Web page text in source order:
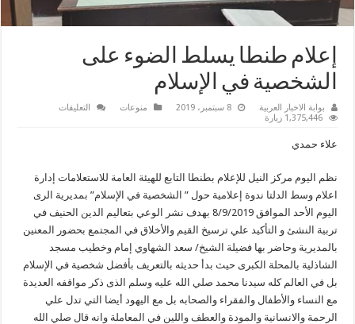
إعلام طنطا يسلط الضوء على
الشخصية في الإسلام
بوابة الاخبار العربية 8 سبتمبر، 2019 منوعات التعليقات
في
الإسلام
مغلقة
1,375,446 زيارة
علاء حمدي
نظم اليوم مركز النيل للإعلام بطنطا التابع للهيئة العامة للاستعلامات إدارة
اعلام وسط الدلتا ندوة إعلامية حول ” الشخصية في الإسلام” بمديرية الرى
اليوم الأحد الموافق 8/9/2019 بهدف نشر الوعي بتعاليم الدين الحنيف في
تربية النشئ و التأكيد علي ترسيخ القيم والأخلاق في المجتمع بحضور المعنين
بالمديرية وحاضر بها فضيلة الشيخ/ سعد الشهاوي إمام وخطيب مسجد
الشاذلية بالمحلة الكبرى حيث بدأ حديثه بالتعريف بأفضل شخصية في الإسلام
بل في العالم كله سيدنا محمد صلي الله عليه وسلم الذى ذكر مواقفه العديدة
مع النساء والأطفال والفقراء والصحابه بل مع اليهود أيضا التي تدل علي
الرحمة والانسانية والمودة والعطف واللين في المعاملة وانه قال صلي الله